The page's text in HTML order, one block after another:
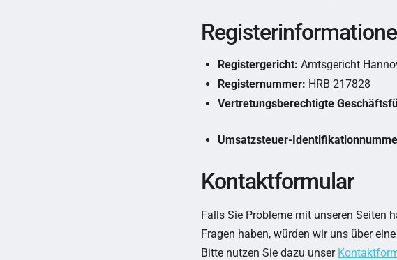
Registergericht: Amtsgericht
Registernummer: HRB 217828
Vertretungsberechtigte
Umsatzsteuer-
Kontaktformular
Falls Sie Probleme mit unseren Seiten
Fragen haben, würden wir uns über
Bitte nutzen Sie dazu unser